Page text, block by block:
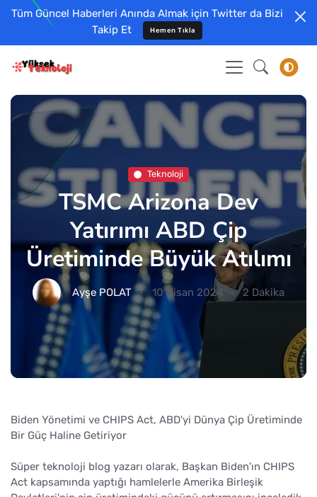
Tüm Güncel Haberleri Anında Almak için Twitter da Bizi
Takip Et
Hemen Tıkla
Teknoloji
TSMC Arizona Dev
Yatırımı ABD Çip
Üretiminde Büyük Atılımı
Ayşe POLAT 10 Nisan 2024 2 Dakika
Biden Yönetimi ve CHIPS Act, ABD'yi Dünya Çip Üretiminde
Bir Güç Haline Getiriyor
Süper teknoloji blog yazarı olarak, Başkan Biden'ın CHIPS
Act kapsamında yaptığı hamlelerle Amerika Birleşik